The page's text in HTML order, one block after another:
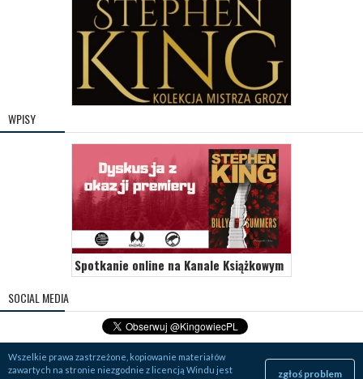
WPISY
Spotkanie online na Kanale Książkowym
SOCIAL MEDIA
zgłoś problem
Wszelkie prawa zastrzeżone, kopiowanie materiałów
zawartych na stronie niezgodnie z licencją Windu jest